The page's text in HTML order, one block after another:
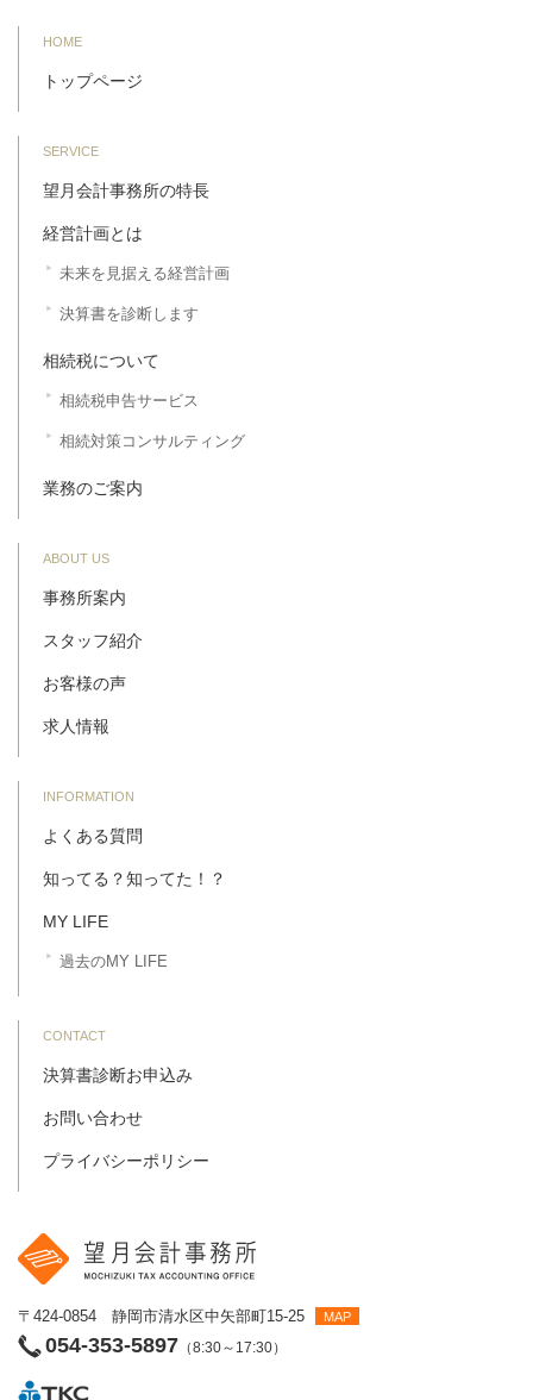
HOME
トップページ
SERVICE
望月会計事務所の特長
経営計画とは
未来を見据える経営計画
決算書を診断します
相続税について
相続税申告サービス
相続対策コンサルティング
業務のご案内
ABOUT US
事務所案内
スタッフ紹介
お客様の声
求人情報
INFORMATION
よくある質問
知ってる？知ってた！？
MY LIFE
過去のMY LIFE
CONTACT
決算書診断お申込み
お問い合わせ
プライバシーポリシー
〒424-0854 静岡市清水区中矢部町15-25 MAP
054-353-5897 （8:30～17:30）